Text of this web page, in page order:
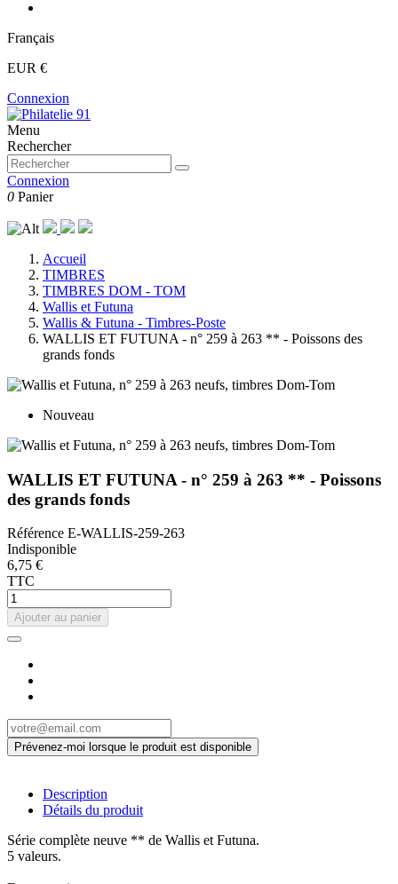
Français
EUR €
Connexion
Menu
Rechercher
Connexion
0 Panier
Accueil
TIMBRES
TIMBRES DOM - TOM
Wallis et Futuna
Wallis & Futuna - Timbres-Poste
WALLIS ET FUTUNA - n° 259 à 263 ** - Poissons des
grands fonds
Nouveau
WALLIS ET FUTUNA - n° 259 à 263 ** - Poissons
des grands fonds
Référence E-WALLIS-259-263
Indisponible
6,75 €
TTC
Ajouter au panier
Description
Détails du produit
Série complète neuve ** de Wallis et Futuna.
5 valeurs.